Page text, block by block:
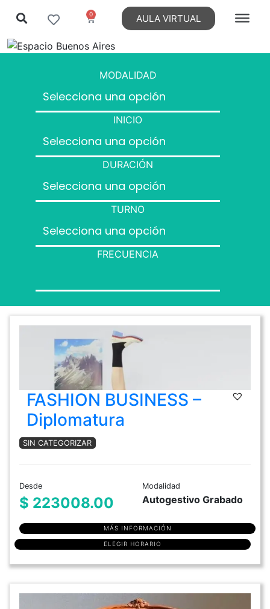
0 AULA VIRTUAL
MODALIDAD
INICIO
DURACIÓN
TURNO
FRECUENCIA
FASHION BUSINESS –
Diplomatura
SIN CATEGORIZAR
Desde
$ 223008.00
Modalidad
Autogestivo Grabado
MÁS INFORMACIÓN
ELEGIR HORARIO